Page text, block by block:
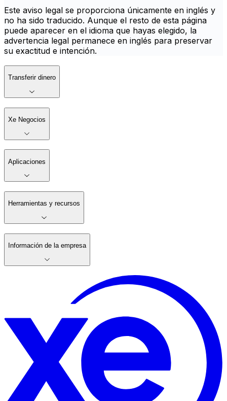
Este aviso legal se proporciona únicamente en inglés y
no ha sido traducido. Aunque el resto de esta página
puede aparecer en el idioma que hayas elegido, la
advertencia legal permanece en inglés para preservar
su exactitud e intención.
Transferir dinero
Xe Negocios
Aplicaciones
Herramientas y recursos
Información de la empresa